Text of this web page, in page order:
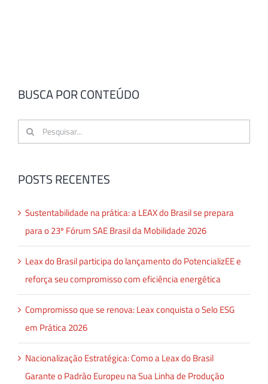
BUSCA POR CONTEÚDO
Buscar
resultados
POSTS RECENTES
Sustentabilidade na prática: a LEAX do Brasil se prepara
para o 23º Fórum SAE Brasil da Mobilidade 2026
Leax do Brasil participa do lançamento do PotencializEE e
reforça seu compromisso com eficiência energética
Compromisso que se renova: Leax conquista o Selo ESG
em Prática 2026
Nacionalização Estratégica: Como a Leax do Brasil
Garante o Padrão Europeu na Sua Linha de Produção